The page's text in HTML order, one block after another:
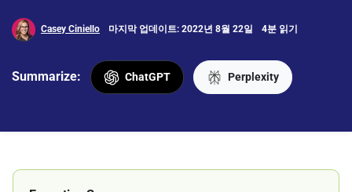
Casey Ciniello 마지막 업데이트: 2022년 8월 22일 4분 읽기
Summarize: ChatGPT Perplexity